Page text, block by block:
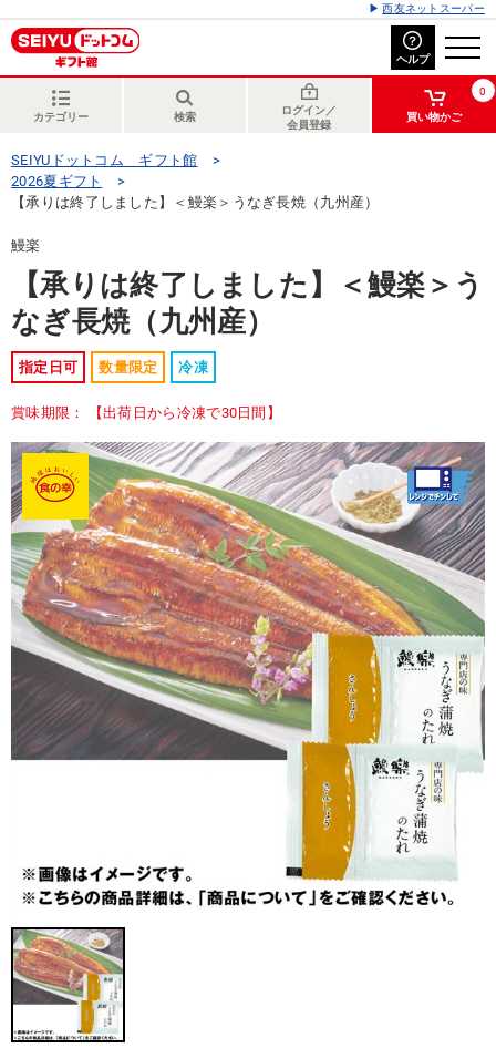
西友ネットスーパー
ヘルプ
カテゴリー 検索
ログイン／
会員登録
0
買い物かご
SEIYUドットコム ギフト館
2026夏ギフト
【承りは終了しました】＜鰻楽＞うなぎ長焼（九州産）
鰻楽
【承りは終了しました】＜鰻楽＞う
なぎ長焼（九州産）
指定日可 数量限定 冷凍
賞味期限： 【出荷日から冷凍で30日間】